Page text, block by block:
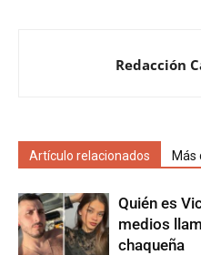
Redacción
Artículo relacionados Más
Quién es
medios
chaqueña